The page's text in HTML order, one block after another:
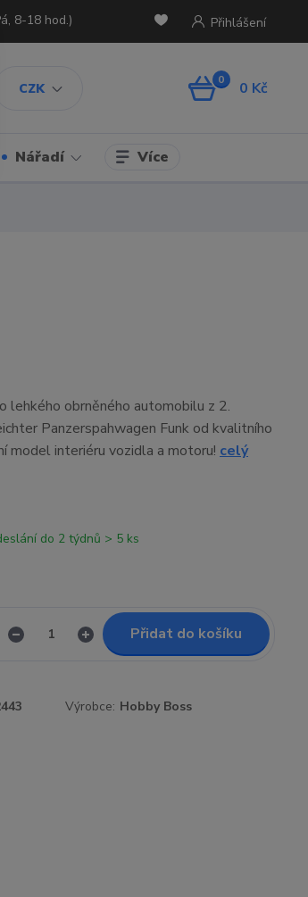
CZK
Přihlášení
8-18 hod.)
0 0 Kč
Nářadí Více
lehkého obrněného automobilu z 2.
Panzerspahwagen Funk od kvalitního
model interiéru vozidla a motoru! celý
do 2 týdnů > 5 ks
Přidat do košíku
Výrobce: Hobby Boss